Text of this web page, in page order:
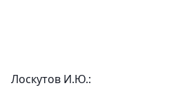
Лоскутов И.Ю.: